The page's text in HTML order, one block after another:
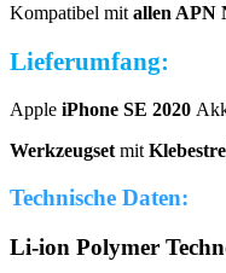
Kompatibel mit allen APN
Lieferumfang:
Apple iPhone SE 2020
Werkzeugset mit
Technische Daten:
Li-ion Polymer